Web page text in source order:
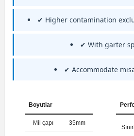
✔ Higher contamination
✔ With garter
✔ Accommodate
Boyutlar
Mil çapı 35mm